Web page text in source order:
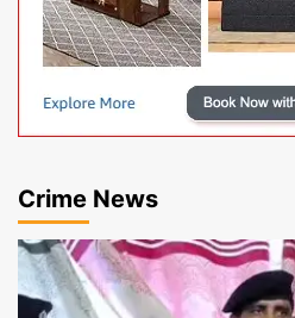
Crime News